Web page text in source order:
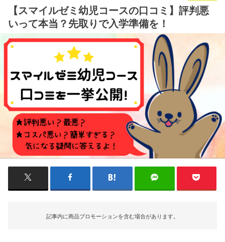
【スマイルゼミ幼児コースの口コミ】評判悪
いって本当？先取りで入学準備を！
記事内に商品プロモーションを含む場合があります。